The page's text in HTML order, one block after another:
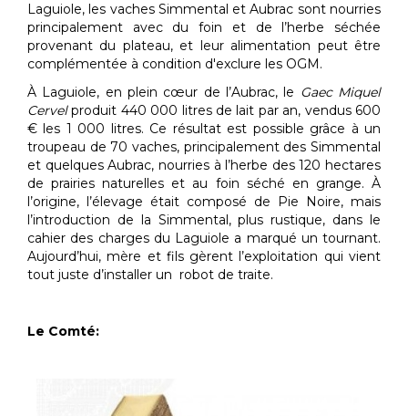
Laguiole, les vaches Simmental et Aubrac sont nourries
principalement avec du foin et de l’herbe séchée
provenant du plateau, et leur alimentation peut être
complémentée à condition d'exclure les OGM.
À Laguiole, en plein cœur de l’Aubrac, le Gaec Miquel
Cervelproduit 440 000 litres de lait par an, vendus 600
€ les 1 000 litres. Ce résultat est possible grâce à un
troupeau de 70 vaches, principalement des Simmental
et quelques Aubrac, nourries à l’herbe des 120 hectares
de prairies naturelles et au foin séché en grange. À
l’origine, l’élevage était composé de Pie Noire, mais
l’introduction de la Simmental, plus rustique, dans le
cahier des charges du Laguiole a marqué un tournant.
Aujourd’hui, mère et fils gèrent l’exploitation qui vient
tout juste d’installer un robot de traite.
Le Comté: